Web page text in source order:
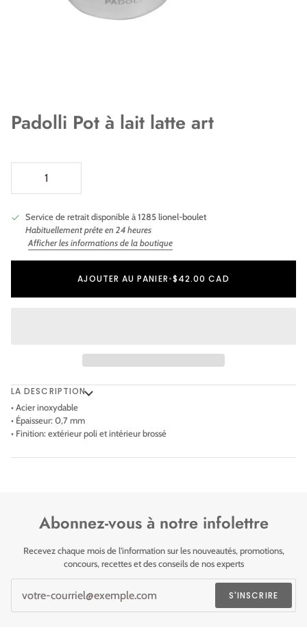
Padolli Pot à lait latte art
Service de retrait disponible à1285 lionel-boulet
Habituellement prête en 24 heures
Afficher les informations de la boutique
AJOUTER AU PANIER•$42.00 CAD
LA DESCRIPTION
• Acier inoxydable
• Épaisseur: 0,7 mm
• Finition: extérieur poli et intérieur brossé
Abonnez-vous à notre infolettre
Recevez chaque mois de l'information sur les nouveautés, promotions,
concours, recettes et des conseils de nos experts
S'INSCRIRE